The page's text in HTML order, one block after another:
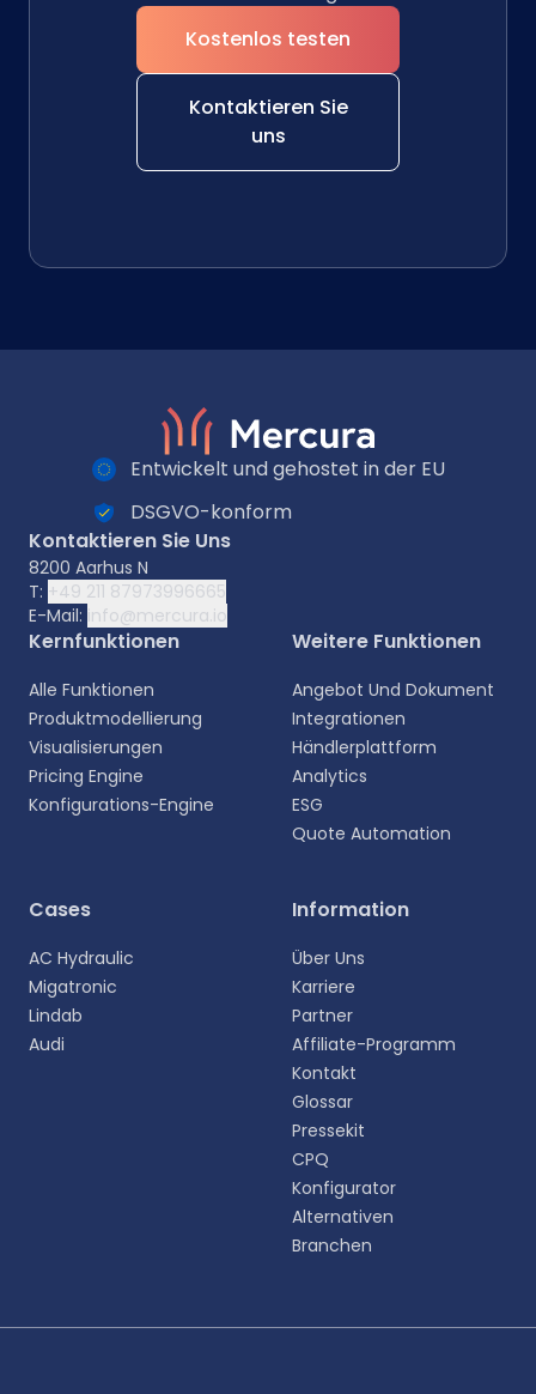
Kostenlos testen
Kontaktieren Sie
uns
Entwickelt und gehostet in der EU
DSGVO-konform
Kontaktieren Sie Uns
8200 Aarhus N
T: +49 211 87973996665
E-Mail: info@mercura.io
Kernfunktionen
Alle Funktionen
Produktmodellierung
Visualisierungen
Pricing Engine
Konfigurations-Engine
Weitere Funktionen
Angebot Und Dokument
Integrationen
Händlerplattform
Analytics
ESG
Quote Automation
Cases
AC Hydraulic
Migatronic
Lindab
Audi
Information
Über Uns
Karriere
Partner
Affiliate-Programm
Kontakt
Glossar
Pressekit
CPQ
Konfigurator
Alternativen
Branchen